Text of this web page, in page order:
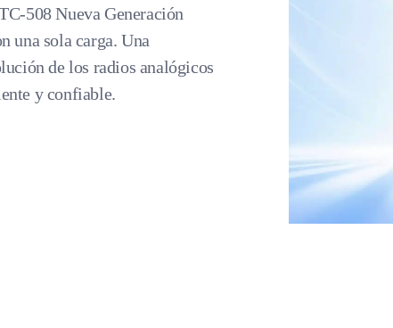
508 Nueva Generación
una sola carga. Una
de los radios analógicos
y confiable.